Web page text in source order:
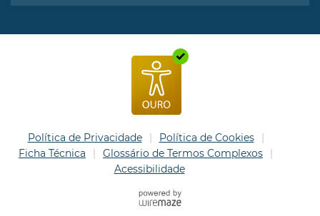
Política de Privacidade
Política de Cookies
Ficha Técnica
Glossário de Termos Complexos
Acessibilidade